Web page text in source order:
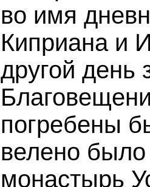
во имя
Киприана и
другой день
погребены
велено было
монастырь